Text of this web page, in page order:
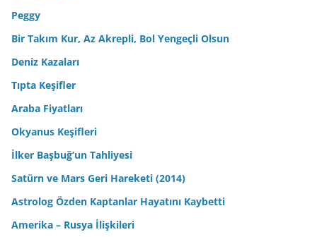
Peggy
Bir Takım Kur, Az Akrepli, Bol Yengeçli Olsun
Deniz Kazaları
Tıpta Keşifler
Araba Fiyatları
Okyanus Keşifleri
İlker Başbuğ’un Tahliyesi
Satürn ve Mars Geri Hareketi (2014)
Astrolog Özden Kaptanlar Hayatını Kaybetti
Amerika – Rusya İlişkileri